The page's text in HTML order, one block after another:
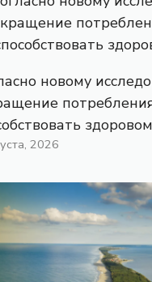
новому
2026